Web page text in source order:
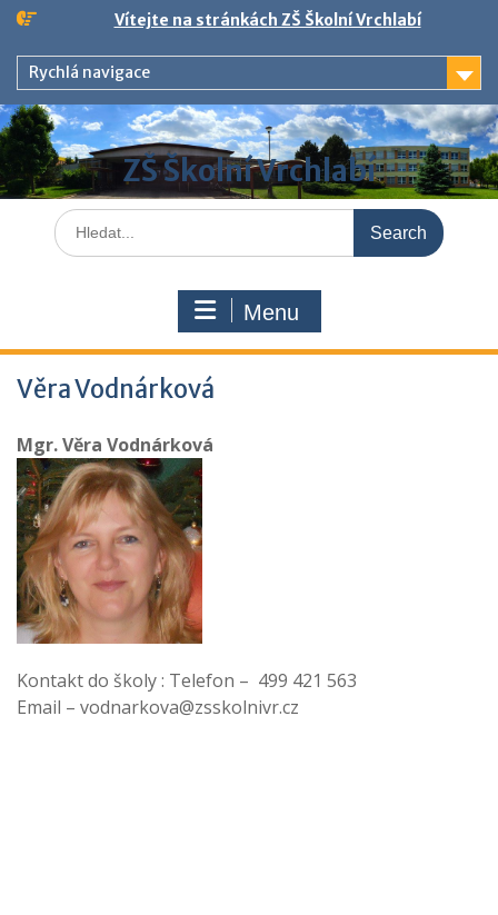
Skip
content
Vítejte na stránkách ZŠ Školní Vrchlabí
Rychlá navigace
ZŠ Školní Vrchlabí
Search
for:
Menu
Věra Vodnárková
Mgr. Věra Vodnárková
Kontakt do školy : Telefon – 499 421 563
Email – vodnarkova@zsskolnivr.cz